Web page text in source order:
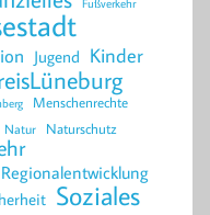
Jugend Kinder
Menschenrechte
Natur Naturschutz
Regionalentwicklung
Soziales